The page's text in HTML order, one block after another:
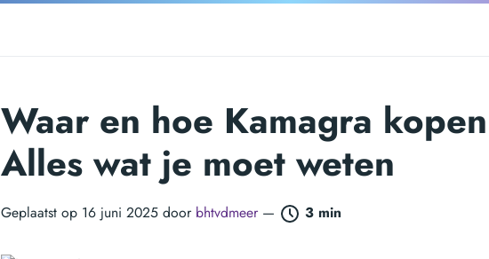
Waar en hoe Kamagra
Alles wat je moet weten
Geplaatst op 16 juni 2025 door bhtvdmeer — 3 min